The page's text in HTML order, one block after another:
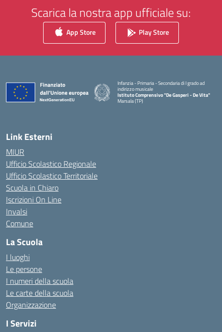
Scarica la nostra app ufficiale su:
App Store Play Store
Infanzia - Primaria - Secondaria di I grado ad
indirizzo musicale
Istituto Comprensivo "De Gasperi - De Vita"
Marsala (TP)
Link Esterni
MIUR
Ufficio Scolastico Regionale
Ufficio Scolastico Territoriale
Scuola in Chiaro
Iscrizioni On Line
Invalsi
Comune
La Scuola
I luoghi
Le persone
I numeri della scuola
Le carte della scuola
Organizzazione
I Servizi